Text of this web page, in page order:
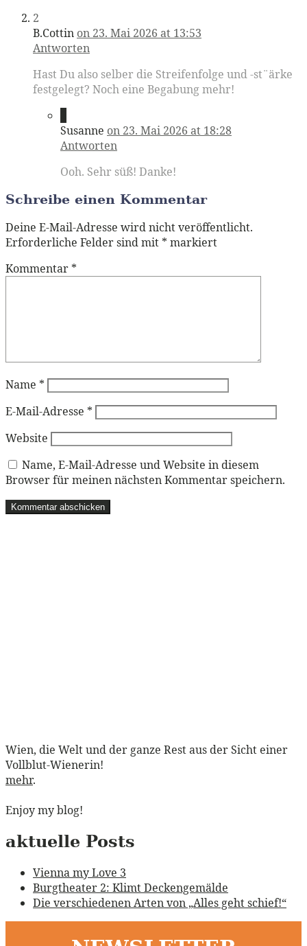
2
B.Cottin on 23. Mai 2026 at 13:53
Antworten
Hast Du also selber die Streifenfolge und -st¨ärke
festgelegt? Noch eine Begabung mehr!
Susanne on 23. Mai 2026 at 18:28
Antworten
Ooh. Sehr süß! Danke!
Schreibe einen Kommentar
Deine E-Mail-Adresse wird nicht veröffentlicht.
Erforderliche Felder sind mit * markiert
Kommentar *
Name *
E-Mail-Adresse *
Website
Name, E-Mail-Adresse und Website in diesem
Browser für meinen nächsten Kommentar speichern.
Wien, die Welt und der ganze Rest aus der Sicht einer
Vollblut-Wienerin!
mehr.
Enjoy my blog!
aktuelle Posts
Vienna my Love 3
Burgtheater 2: Klimt Deckengemälde
Die verschiedenen Arten von „Alles geht schief!“